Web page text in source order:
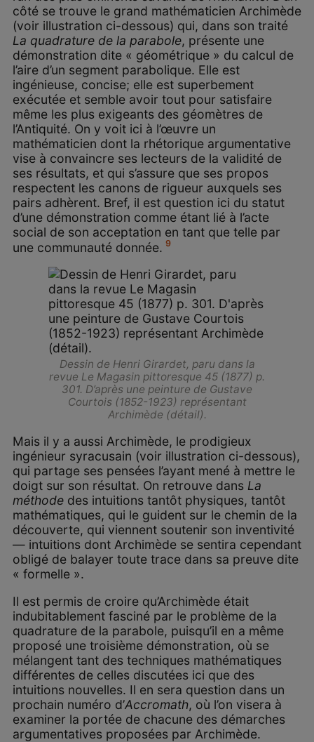
côté se trouve le grand mathématicien Archimède
(voir illustration ci-dessous) qui, dans son traité
La quadrature de la parabole, présente une
démonstration dite « géométrique » du calcul de
l’aire d’un segment parabolique. Elle est
ingénieuse, concise; elle est superbement
exécutée et semble avoir tout pour satisfaire
même les plus exigeants des géomètres de
l’Antiquité. On y voit ici à l’œuvre un
mathématicien dont la rhétorique argumentative
vise à convaincre ses lecteurs de la validité de
ses résultats, et qui s’assure que ses propos
respectent les canons de rigueur auxquels ses
pairs adhèrent. Bref, il est question ici du statut
d’une démonstration comme étant lié à l’acte
social de son acceptation en tant que telle par
une communauté donnée. 9
Dessin de Henri Girardet, paru dans la
revue Le Magasin pittoresque 45 (1877) p.
301. D’après une peinture de Gustave
Courtois (1852-1923) représentant
Archimède (détail).
Mais il y a aussi Archimède, le prodigieux
ingénieur syracusain (voir illustration ci-dessous),
qui partage ses pensées l’ayant mené à mettre le
doigt sur son résultat. On retrouve dans La
méthodedes intuitions tantôt physiques, tantôt
mathématiques, qui le guident sur le chemin de la
découverte, qui viennent soutenir son inventivité
— intuitions dont Archimède se sentira cependant
obligé de balayer toute trace dans sa preuve dite
« formelle ».
Il est permis de croire qu’Archimède était
indubitablement fasciné par le problème de la
quadrature de la parabole, puisqu’il en a même
proposé une troisième démonstration, où se
mélangent tant des techniques mathématiques
différentes de celles discutées ici que des
intuitions nouvelles. Il en sera question dans un
prochain numéro d’Accromath, où l’on visera à
examiner la portée de chacune des démarches
argumentatives proposées par Archimède.